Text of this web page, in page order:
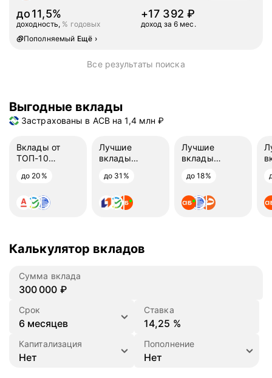
до11,5%
доходность, % годовых
+
доход за 6 мес.
17392
17 392 ₽
доход за 6 мес.
Пополняемый Ещё ›
Все результаты поиска
Выгодные вклады
Застрахованы в АСВ на 1,4 млн ₽
Вклады от
ТОП-10
до 20%
Лучшие
вклады
до 31%
Лучшие
вклады
до 18%
Калькулятор вкладов
₽
Сумма вклада
Срок
%
Ставка
Капитализация Пополнение